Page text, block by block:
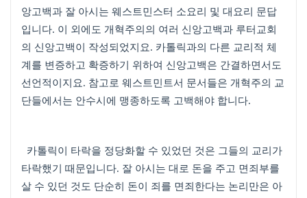
앙고백과 잘 아시는 웨스트민스터 소요리 및 대요리 문답
입니다. 이 외에도 개혁주의의 여러 신앙고백과 루터교회
의 신앙고백이 작성되었지요. 카톨릭과의 다른 교리적 체
계를 변증하고 확증하기 위하여 신앙고백은 간결하면서도
선언적이지요. 참고로 웨스트민트서 문서들은 개혁주의 교
단들에서는 안수시에 맹종하도록 고백해야 합니다.
카톨릭이 타락을 정당화할 수 있었던 것은 그들의 교리가
타락했기 때문입니다. 잘 아시는 대로 돈을 주고 면죄부를
살 수 있던 것도 단순히 돈이 죄를 면죄한다는 논리만은 아